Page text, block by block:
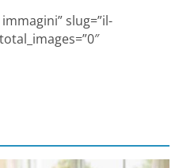
slug=”il-